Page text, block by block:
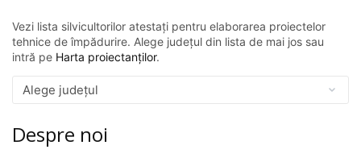
Vezi lista silvicultorilor atestați pentru elaborarea proiectelor
tehnice de împădurire. Alege județul din lista de mai jos sau
intră pe Harta proiectanților.
Despre noi